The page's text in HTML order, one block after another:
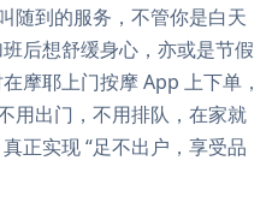
随到的服务，不管你是白天
后想舒缓身心，亦或是节假
摩耶上门按摩 App 上下单，
用出门，不用排队，在家就
正实现 “足不出户，享受品